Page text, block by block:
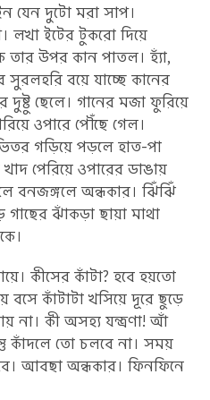
যেন দুটো মরা সাপ।
লখা ইটের টুকরো দিয়ে
তার উপর কান পাতল। হ্যাঁ,
সুরলহরি বয়ে যাচ্ছে কানের
ছেলে। গানের মজা ফুরিয়ে
ওপারে পৌঁছে গেল।
গড়িয়ে পড়লে হাত-পা
পেরিয়ে ওপারের ডাঙায়
বনজঙ্গলে অন্ধকার। ঝিঁঝিঁ
ঝাঁকড়া ছায়া মাথা
কীসের কাঁটা? হবে হয়তো
বসে কাঁটাটা খসিয়ে দূরে ছুড়ে
না। কী অসহ্য যন্ত্রণা! আঁ
কাঁদলে তো চলবে না। সময়
আবছা অন্ধকার। ফিনফিনে